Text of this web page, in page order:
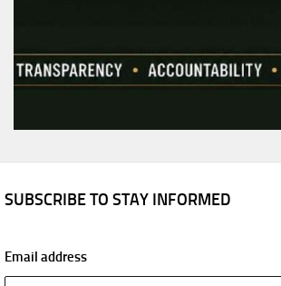
SUBSCRIBE TO STAY INFORMED
Email address